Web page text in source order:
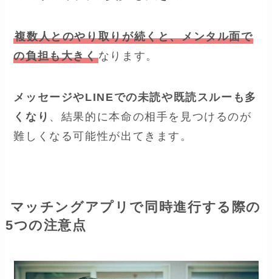
複数人とのやり取りが続くと、メンタル面で
の負担も大きくなります。
メッセージやLINEでの未読や既読スルーも多
くなり 、結果的に本命の相手を見つけるのが
難しくなる可能性が出てきます。
マッチングアプリで同時進行する際の
5つの注意点